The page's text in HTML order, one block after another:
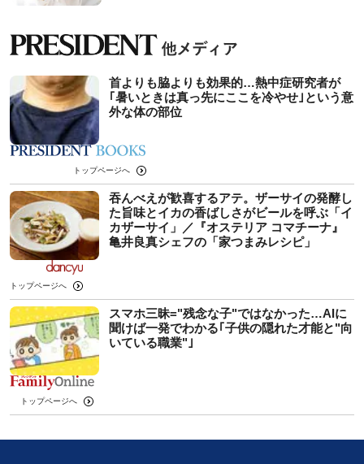
首よりも脇よりも効果的…熱中症研究者が
｢暑いときは真っ先にここを冷やせ｣という意
外な体の部位
トップページへ
吞んべえが歓喜するアテ。ザーサイの発酵し
た旨味とイカの香ばしさがビールを呼ぶ「イ
カザーサイ」／『オステリア コマチーナ』
⻲井良真シェフの「家つまみレシピ」
トップページへ
スマホ三昧="残念な子"ではなかった…AIに
聞けば一発でわかる｢子供の隠れた才能と"向
いている職業"｣
トップページへ